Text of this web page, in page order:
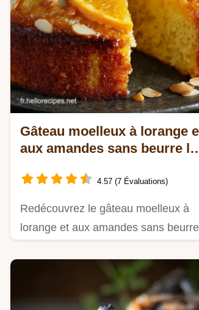
Gâteau moelleux à lorange
aux amandes sans beurre la
4.57 (7 Évaluations)
Redécouvrez le gâteau moelleux à
lorange et aux amandes sans beurre